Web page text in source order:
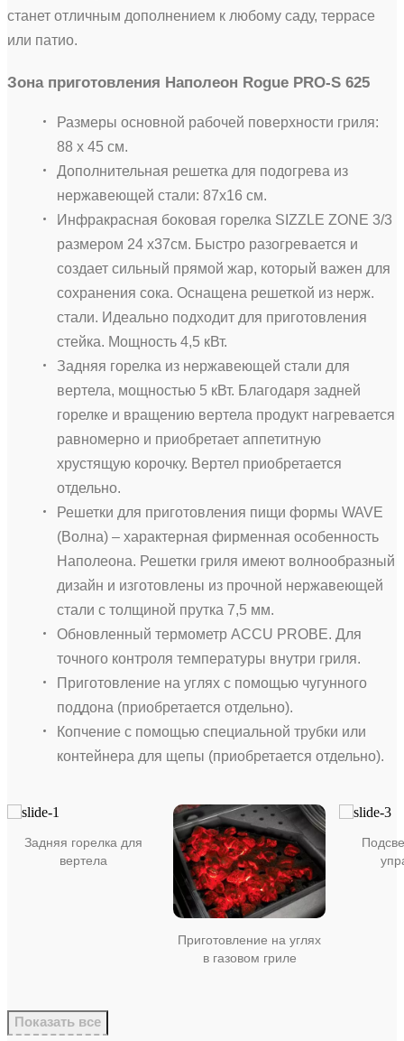
станет отличным дополнением к любому саду, террасе
или патио.
Зона приготовления Наполеон Rogue PRO-S 625
Размеры основной рабочей поверхности гриля:
88 х 45 см.
Дополнительная решетка для подогрева из
нержавеющей стали: 87х16 см.
Инфракрасная боковая горелка SIZZLE ZONE 3/3
размером 24 х37см. Быстро разогревается и
создает сильный прямой жар, который важен для
сохранения сока. Оснащена решеткой из нерж.
стали. Идеально подходит для приготовления
стейка. Мощность 4,5 кВт.
Задняя горелка из нержавеющей стали для
вертела, мощностью 5 кВт. Благодаря задней
горелке и вращению вертела продукт нагревается
равномерно и приобретает аппетитную
хрустящую корочку. Вертел приобретается
отдельно.
Решетки для приготовления пищи формы WAVE
(Волна) – характерная фирменная особенность
Наполеона. Решетки гриля имеют волнообразный
дизайн и изготовлены из прочной нержавеющей
стали с толщиной прутка 7,5 мм.
Обновленный термометр ACCU PROBE. Для
точного контроля температуры внутри гриля.
Приготовление на углях с помощью чугунного
поддона (приобретается отдельно).
Копчение с помощью специальной трубки или
контейнера для щепы (приобретается отдельно).
Задняя горелка для
вертела
Приготовление на углях
в газовом гриле
Показать все